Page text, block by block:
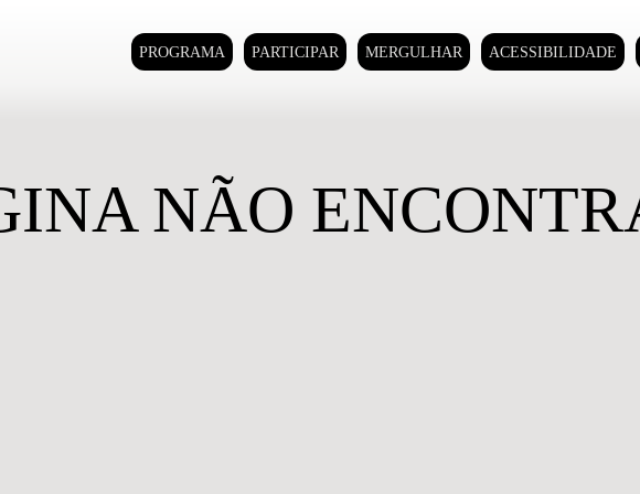
PROGRAMA PARTICIPAR MERGULHAR ACESSIBILIDADE
NÃO